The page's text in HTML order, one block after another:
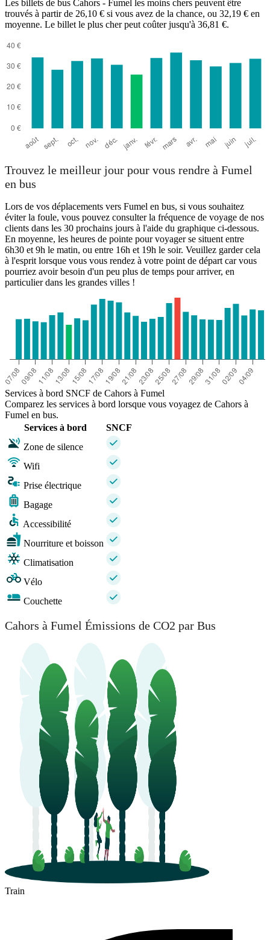
Fumel
Les billets de bus Cahors - Fumel les moins chers peuvent être
trouvés à partir de 26,10 € si vous avez de la chance, ou 32,19 € en
moyenne. Le billet le plus cher peut coûter jusqu'à 36,81 €.
Trouvez le meilleur jour pour vous rendre à Fumel
en bus
Lors de vos déplacements vers Fumel en bus, si vous souhaitez
éviter la foule, vous pouvez consulter la fréquence de voyage de nos
clients dans les 30 prochains jours à l'aide du graphique ci-dessous.
En moyenne, les heures de pointe pour voyager se situent entre
6h30 et 9h le matin, ou entre 16h et 19h le soir. Veuillez garder cela
à l'esprit lorsque vous vous rendez à votre point de départ car vous
pourriez avoir besoin d'un peu plus de temps pour arriver, en
particulier dans les grandes villes !
Services à bord SNCF de Cahors à Fumel
Comparez les services à bord lorsque vous voyagez de Cahors à
Fumel en bus.
Services à bord
SNCF
Zone de silence
Wifi
Prise électrique
Bagage
Accessibilité
Nourriture et boisson
Climatisation
Vélo
Couchette
Cahors à Fumel Émissions de CO2 par Bus
Train